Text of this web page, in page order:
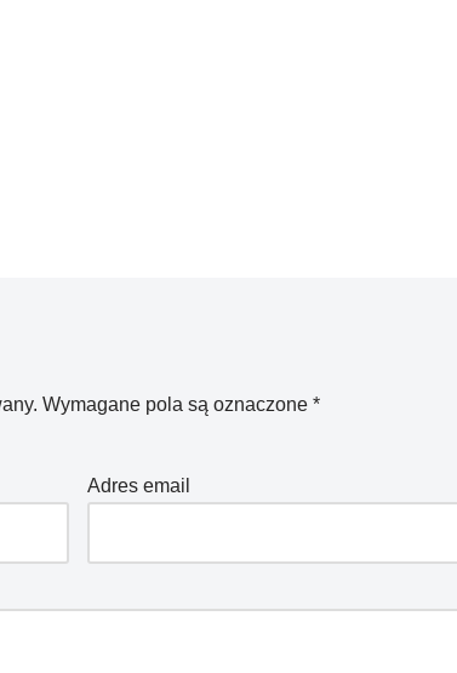
Wymagane pola są oznaczone *
Adres email